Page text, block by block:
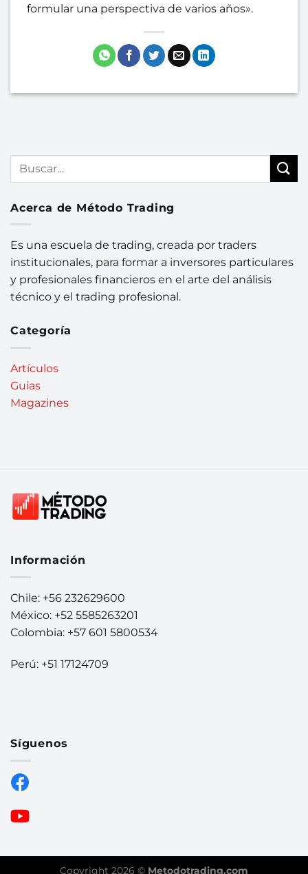
formular una perspectiva de varios años».
Acerca de Método Trading
Es una escuela de trading, creada por traders
institucionales, para formar a inversores particulares
y profesionales financieros en el arte del análisis
técnico y el trading profesional.
Categoría
Artículos
Guias
Magazines
Información
Chile: +56 232629600
México: +52 5585263201
Colombia: +57 601 5800534
Perú: +51 17124709
Síguenos
Copyright 2026 © Metodotrading.com